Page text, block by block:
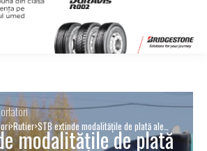
Rutier STB extinde modalitățile de plată ale
transportului public din Capitală
modalitățile de plată